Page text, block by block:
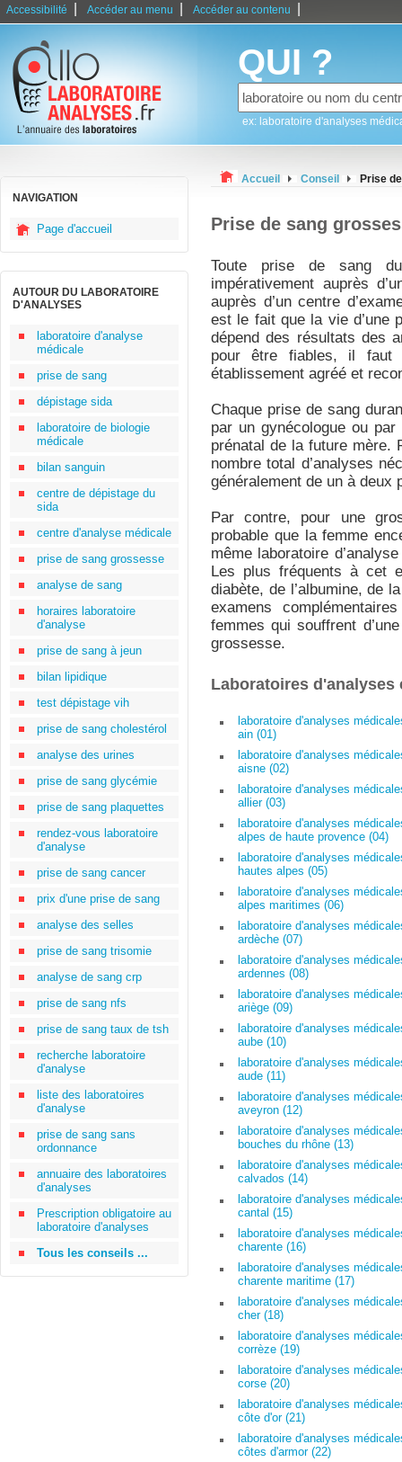
Accessibilité Accéder au menu Accéder au contenu
QUI ?
ex: laboratoire d'analyses
NAVIGATION
Page d'accueil
AUTOUR DU LABORATOIRE
D'ANALYSES
laboratoire d'analyse
médicale
prise de sang
dépistage sida
laboratoire de biologie
médicale
bilan sanguin
centre de dépistage du
sida
centre d'analyse médicale
prise de sang grossesse
analyse de sang
horaires laboratoire
d'analyse
prise de sang à jeun
bilan lipidique
test dépistage vih
prise de sang cholestérol
analyse des urines
prise de sang glycémie
prise de sang plaquettes
rendez-vous laboratoire
d'analyse
prise de sang cancer
prix d'une prise de sang
analyse des selles
prise de sang trisomie
analyse de sang crp
prise de sang nfs
prise de sang taux de tsh
recherche laboratoire
d'analyse
liste des laboratoires
d'analyse
prise de sang sans
ordonnance
annuaire des laboratoires
d'analyses
Prescription obligatoire au
laboratoire d'analyses
Tous les conseils ...
Accueil Conseil Prise
Prise de sang
Toute prise de sang
impérativement auprès
auprès d’un centre
est le fait que la vie d’une
dépend des résultats des
pour être fiables, il faut
établissement agréé et
Chaque prise de sang
par un gynécologue ou
prénatal de la future mère.
nombre total d’analyses
généralement de un à deux
Par contre, pour une
probable que la femme
même laboratoire
Les plus fréquents à cet
diabète, de l’albumine, de
examens
femmes qui souffrent
grossesse.
Laboratoires d'analyses
laboratoire d'analyses
ain (01)
laboratoire d'analyses
aisne (02)
laboratoire d'analyses
allier (03)
laboratoire d'analyses
alpes de haute provence (04)
laboratoire d'analyses
hautes alpes (05)
laboratoire d'analyses
alpes maritimes (06)
laboratoire d'analyses
ardèche (07)
laboratoire d'analyses
ardennes (08)
laboratoire d'analyses
ariège (09)
laboratoire d'analyses
aube (10)
laboratoire d'analyses
aude (11)
laboratoire d'analyses
aveyron (12)
laboratoire d'analyses
bouches du rhône (13)
laboratoire d'analyses
calvados (14)
laboratoire d'analyses
cantal (15)
laboratoire d'analyses
charente (16)
laboratoire d'analyses
charente maritime (17)
laboratoire d'analyses
cher (18)
laboratoire d'analyses
corrèze (19)
laboratoire d'analyses
corse (20)
laboratoire d'analyses
côte d'or (21)
laboratoire d'analyses
côtes d'armor (22)